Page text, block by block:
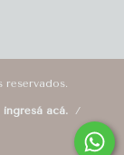
reservados.
ingresá acá.
/